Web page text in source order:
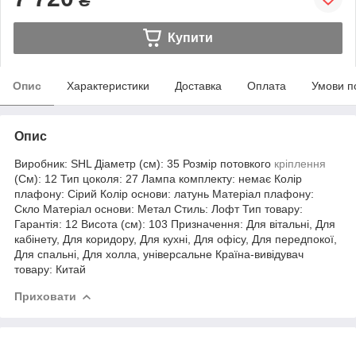
Купити
Опис Характеристики Доставка Оплата Умови
Опис
Виробник: SHL Діаметр (см): 35 Розмір потовкого кріплення
(См): 12 Тип цоколя: 27 Лампа комплекту: немає Колір
плафону: Сірий Колір основи: латунь Матеріал плафону:
Скло Матеріал основи: Метал Стиль: Лофт Тип товару:
Гарантія: 12 Висота (см): 103 Призначення: Для вітальні, Для
кабінету, Для коридору, Для кухні, Для офісу, Для передпокої,
Для спальні, Для холла, універсальне Країна-вивідувач
товару: Китай
Приховати